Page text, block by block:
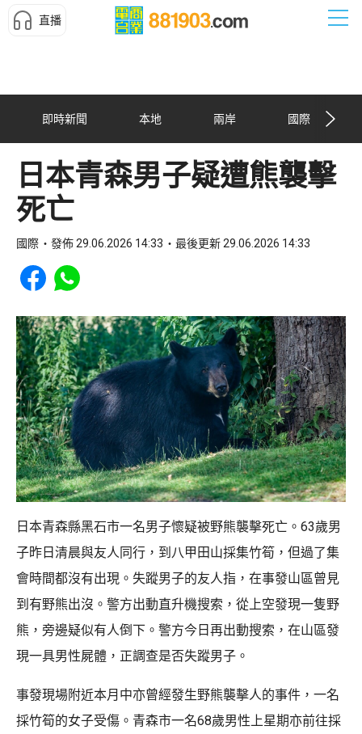
直播
即時新聞 本地 兩岸 國際
日本青森男子疑遭熊襲擊
死亡
國際 發佈 29.06.2026 14:33 最後更新 29.06.2026 14:33
Share to Facebook
Share to WhatsApp
日本青森縣黑石市一名男子懷疑被野熊襲擊死亡。63歲男
子昨日清晨與友人同行，到八甲田山採集竹筍，但過了集
會時間都沒有出現。失蹤男子的友人指，在事發山區曾見
到有野熊出沒。警方出動直升機搜索，從上空發現一隻野
熊，旁邊疑似有人倒下。警方今日再出動搜索，在山區發
現一具男性屍體，正調查是否失蹤男子。
事發現場附近本月中亦曾經發生野熊襲擊人的事件，一名
採竹筍的女子受傷。青森市一名68歲男性上星期亦前往採